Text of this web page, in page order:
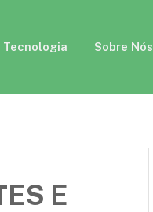
Tecnologia Sobre Nós
E